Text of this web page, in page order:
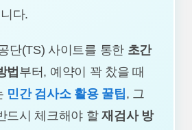
다.
단(TS) 사이트를 통한 초간
법 부터, 예약이 꽉 찼을 때
민간 검사소 활용 꿀팁, 그
드시 체크해야 할재검사 방